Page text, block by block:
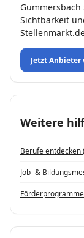
Sichtbarkeit
Jetzt Anbieter
Weitere
Berufe entdecken
Job- &